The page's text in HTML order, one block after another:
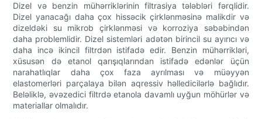
Dizel və benzin mühərriklərinin filtrasiya tələbləri fərqlidir.
Dizel yanacağı daha çox hissəcik çirklənməsinə malikdir və
dizeldəki su mikrob çirklənməsi və korroziya səbəbindən
daha problemlidir. Dizel sistemləri adətən birincil su ayırıcı və
daha incə ikincil filtrdən istifadə edir. Benzin mühərrikləri,
xüsusən də etanol qarışıqlarından istifadə edənlər üçün
narahatlıqlar daha çox faza ayrılması və müəyyən
elastomerləri parçalaya bilən aqressiv həlledicilərlə bağlıdır.
Beləliklə, əvəzedici filtrdə etanola davamlı uyğun möhürlər və
materiallar olmalıdır.